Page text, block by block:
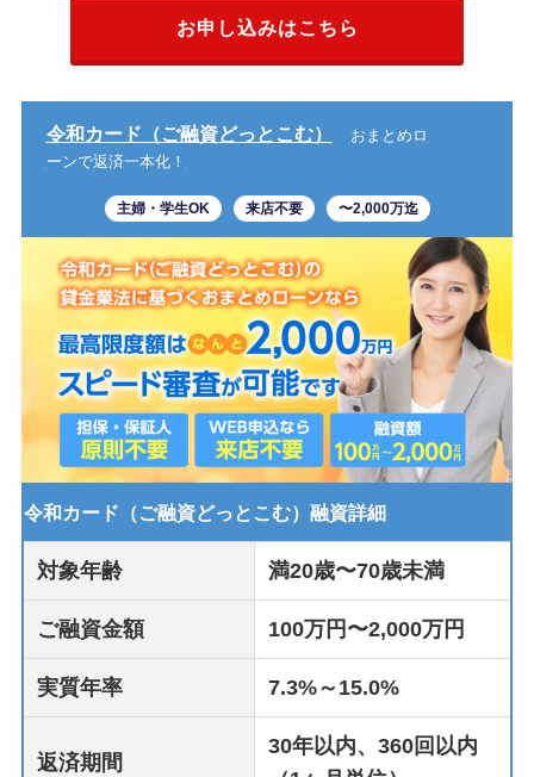
お申し込みはこちら
令和カード（ご融資どっとこむ）
おまとめロ
ーンで返済一本化！
主婦・学生OK 来店不要 〜2,000万迄
令和カード（ご融資どっとこむ）融資詳細
対象年齢 満20歳〜70歳未満
ご融資金額 100万円〜2,000万円
実質年率 7.3%～15.0%
返済期間
30年以内、360回以内